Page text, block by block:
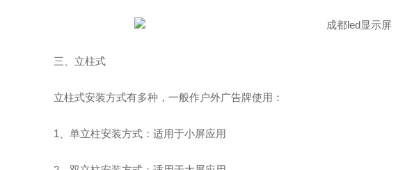
三、立柱式
立柱式安装方式有多种，一般作户外广告牌使用：
1、单立柱安装方式：适用于小屏应用